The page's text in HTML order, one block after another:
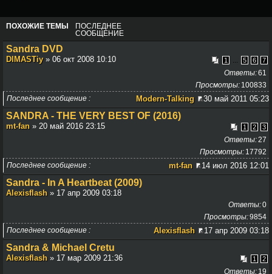
ПОХОЖИЕ ТЕМЫ
ПОСЛЕДНЕЕ
СООБЩЕНИЕ
Sandra DVD
1 ... 5 6 7
DIMASTiy» 06 окт 2008 10:10
61
Ответы
100833
Просмотры
Последнее сообщение
Modern-Talking 30 май 2011 05:23
SANDRA - THE VERY BEST OF (2016)
1 2 3
mt-fan » 20 май 2016 23:15
27
Ответы
17792
Просмотры
Последнее сообщение
mt-fan 14 июл 2016 12:01
Sandra - In A Heartbeat (2009)
Alexisflash » 17 апр 2009 03:18
0
Ответы
9854
Просмотры
Последнее сообщение
Alexisflash 17 апр 2009 03:18
Sandra & Michael Cretu
1 2
Alexisflash » 17 мар 2009 21:36
19
Ответы